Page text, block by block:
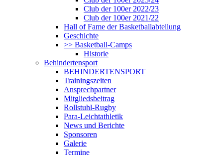
Club der 100er 2022/23
Club der 100er 2021/22
Hall of Fame der Basketballabteilung
Geschichte
>> Basketball-Camps
Historie
Behindertensport
BEHINDERTENSPORT
Trainingszeiten
Ansprechpartner
Mitgliedsbeitrag
Rollstuhl-Rugby
Para-Leichtathletik
News und Berichte
Sponsoren
Galerie
Termine